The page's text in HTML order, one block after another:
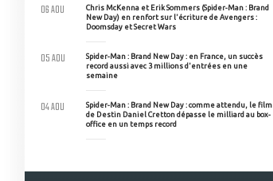
Chris McKenna et Erik Sommers (Spider-Man : Brand
New Day) en renfort sur l'écriture de Avengers :
Doomsday et Secret Wars
06 AOU
Spider-Man : Brand New Day : en France, un succès
record aussi avec 3 millions d'entrées en une
semaine
05 AOU
Spider-Man : Brand New Day : comme attendu, le film
de Destin Daniel Cretton dépasse le milliard au box-
office en un temps record
04 AOU